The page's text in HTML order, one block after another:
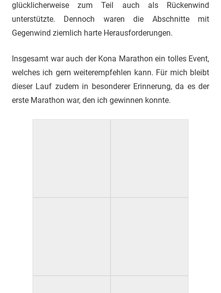
glücklicherweise zum Teil auch als Rückenwind
unterstützte. Dennoch waren die Abschnitte mit
Gegenwind ziemlich harte Herausforderungen.
Insgesamt war auch der Kona Marathon ein tolles Event,
welches ich gern weiterempfehlen kann. Für mich bleibt
dieser Lauf zudem in besonderer Erinnerung, da es der
erste Marathon war, den ich gewinnen konnte.